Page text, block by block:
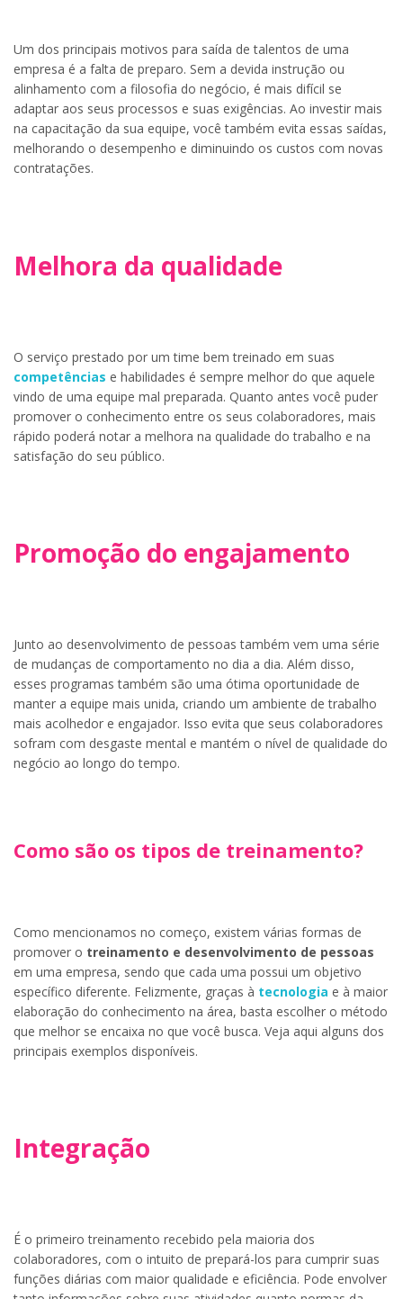
Um dos principais motivos para saída de talentos de uma
empresa é a falta de preparo. Sem a devida instrução ou
alinhamento com a filosofia do negócio, é mais difícil se
adaptar aos seus processos e suas exigências. Ao investir mais
na capacitação da sua equipe, você também evita essas saídas,
melhorando o desempenho e diminuindo os custos com novas
contratações.
Melhora da qualidade
O serviço prestado por um time bem treinado em suas
competências e habilidades é sempre melhor do que aquele
vindo de uma equipe mal preparada. Quanto antes você puder
promover o conhecimento entre os seus colaboradores, mais
rápido poderá notar a melhora na qualidade do trabalho e na
satisfação do seu público.
Promoção do engajamento
Junto ao desenvolvimento de pessoas também vem uma série
de mudanças de comportamento no dia a dia. Além disso,
esses programas também são uma ótima oportunidade de
manter a equipe mais unida, criando um ambiente de trabalho
mais acolhedor e engajador. Isso evita que seus colaboradores
sofram com desgaste mental e mantém o nível de qualidade do
negócio ao longo do tempo.
Como são os tipos de treinamento?
Como mencionamos no começo, existem várias formas de
promover o treinamento e desenvolvimento de pessoas
em uma empresa, sendo que cada uma possui um objetivo
específico diferente. Felizmente, graças à tecnologia e à maior
elaboração do conhecimento na área, basta escolher o método
que melhor se encaixa no que você busca. Veja aqui alguns dos
principais exemplos disponíveis.
Integração
É o primeiro treinamento recebido pela maioria dos
colaboradores, com o intuito de prepará-los para cumprir suas
funções diárias com maior qualidade e eficiência. Pode envolver